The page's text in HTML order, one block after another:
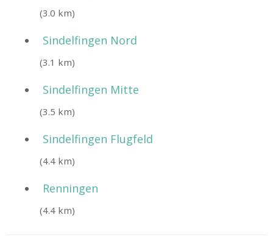
(3.0 km)
Sindelfingen Nord
(3.1 km)
Sindelfingen Mitte
(3.5 km)
Sindelfingen Flugfeld
(4.4 km)
Renningen
(4.4 km)